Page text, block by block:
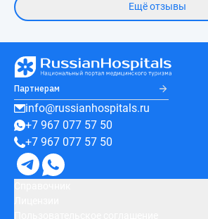
Ещё отзывы
Партнерам
info@russianhospitals.ru
+7 967 077 57 50
+7 967 077 57 50